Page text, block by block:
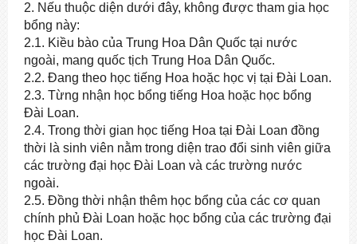
2. Nếu thuộc diện dưới đây, không được tham gia học
bổng này:
2.1. Kiều bào của Trung Hoa Dân Quốc tại nước
ngoài, mang quốc tịch Trung Hoa Dân Quốc.
2.2. Đang theo học tiếng Hoa hoặc học vị tại Đài Loan.
2.3. Từng nhận học bổng tiếng Hoa hoặc học bổng
Đài Loan.
2.4. Trong thời gian học tiếng Hoa tại Đài Loan đồng
thời là sinh viên nằm trong diện trao đổi sinh viên giữa
các trường đại học Đài Loan và các trường nước
ngoài.
2.5. Đồng thời nhận thêm học bổng của các cơ quan
chính phủ Đài Loan hoặc học bổng của các trường đại
học Đài Loan.